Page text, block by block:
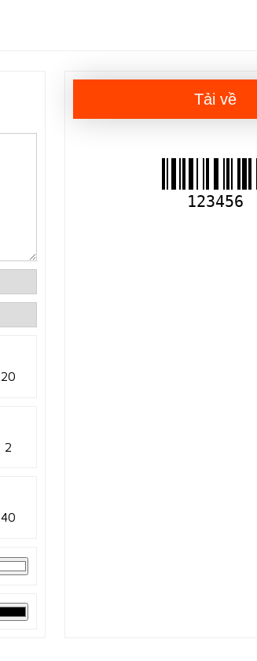
20
2
40
Tải về
123456